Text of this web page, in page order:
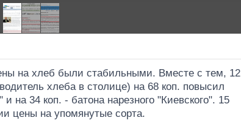
на хлеб были стабильными. Вместе с тем, 12
хлеба в столице) на 68 коп. повысил
на 34 коп. - батона нарезного "Киевского". 15
цены на упомянутые сорта.